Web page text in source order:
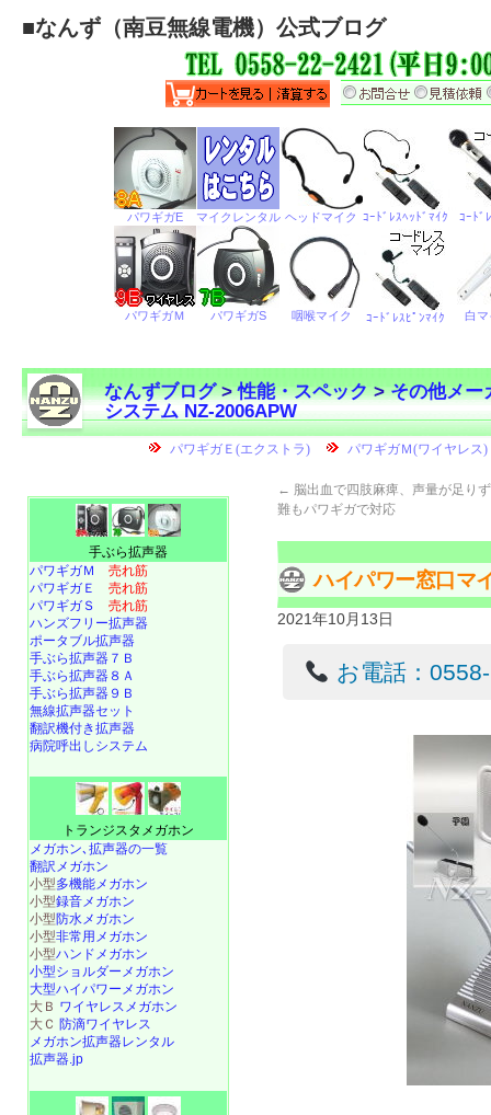
■なんず（南豆無線電機）公式ブログ
なんずブログ>性能・スペック>その他メー
システム NZ-2006APW
← 脳出血で四肢麻痺、声量が足り
難もパワギガで対応
ハイパワー窓口マ
2021年10月13日
お電話：
手ぶら拡声器
パワギガＭ 売れ筋
パワギガＥ 売れ筋
パワギガＳ 売れ筋
ハンズフリー拡声器
ポータブル拡声器
手ぶら拡声器７Ｂ
手ぶら拡声器８Ａ
手ぶら拡声器９Ｂ
無線拡声器セット
翻訳機付き拡声器
病院呼出しシステム
トランジスタメガホン
メガホン､拡声器の一覧
翻訳メガホン
小型多機能メガホン
小型録音メガホン
小型防水メガホン
小型非常用メガホン
小型ハンドメガホン
小型ショルダーメガホン
大型ハイパワーメガホン
大Ｂ ワイヤレスメガホン
大Ｃ 防滴ワイヤレス
メガホン拡声器レンタル
拡声器.jp